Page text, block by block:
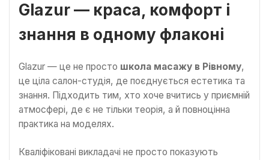
Glazur — краса, комфорт і
знання в одному флаконі
Glazur — це не просто школа масажу в Рівному,
це ціла салон-студія, де поєднується естетика та
знання. Підходить тим, хто хоче вчитись у приємній
атмосфері, де є не тільки теорія, а й повноцінна
практика на моделях.
Кваліфіковані викладачі не просто показують